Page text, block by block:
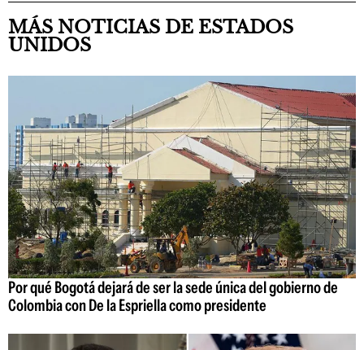
MÁS NOTICIAS DE ESTADOS
UNIDOS
Por qué Bogotá dejará de ser la sede única del gobierno de
Colombia con De la Espriella como presidente